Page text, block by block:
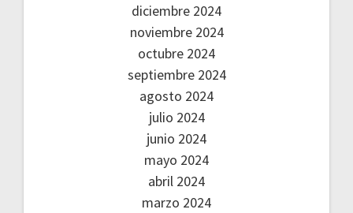
diciembre 2024
noviembre 2024
octubre 2024
septiembre 2024
agosto 2024
julio 2024
junio 2024
mayo 2024
abril 2024
marzo 2024